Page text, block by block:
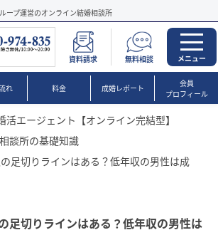
ープ運営のオンライン結婚相談所
資料請求 無料相談 メニュー
れ 料金 成婚レポート
会員
プロフィール
エージェント【オンライン完結型】
談所の基礎知識
足切りラインはある？低年収の男性は成
足切りラインはある？低年収の男性は